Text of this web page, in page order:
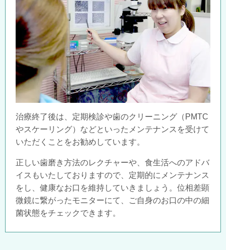
治療終了後は、定期検診や歯のクリーニング（PMTC
やスケーリング）などといったメンテナンスを受けて
いただくことをお勧めしています。
正しい歯磨き方法のレクチャーや、食生活へのアドバ
イスもいたしておりますので、定期的にメンテナンス
をし、健康なお口を維持していきましょう。位相差顕
微鏡に繋がったモニターにて、ご自身のお口の中の細
菌状態をチェックできます。